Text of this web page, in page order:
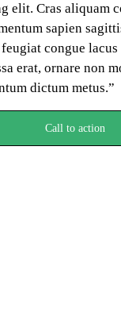
elit. Cras aliquam
sapien
congue lacus
erat, ornare non
dictum metus.”
Call to action